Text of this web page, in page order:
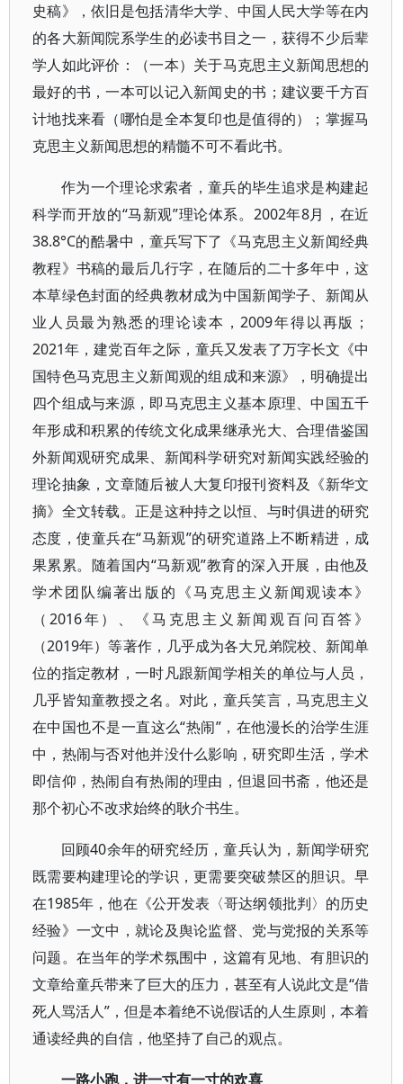
史稿》，依旧是包括清华大学、中国人民大学等在内
的各大新闻院系学生的必读书目之一，获得不少后辈
学人如此评价：（一本）关于马克思主义新闻思想的
最好的书，一本可以记入新闻史的书；建议要千方百
计地找来看（哪怕是全本复印也是值得的）；掌握马
克思主义新闻思想的精髓不可不看此书。
作为一个理论求索者，童兵的毕生追求是构建起
科学而开放的“马新观”理论体系。2002年8月，在近
38.8°C的酷暑中，童兵写下了《马克思主义新闻经典
教程》书稿的最后几行字，在随后的二十多年中，这
本草绿色封面的经典教材成为中国新闻学子、新闻从
业人员最为熟悉的理论读本，2009年得以再版；
2021年，建党百年之际，童兵又发表了万字长文《中
国特色马克思主义新闻观的组成和来源》，明确提出
四个组成与来源，即马克思主义基本原理、中国五千
年形成和积累的传统文化成果继承光大、合理借鉴国
外新闻观研究成果、新闻科学研究对新闻实践经验的
理论抽象，文章随后被人大复印报刊资料及《新华文
摘》全文转载。正是这种持之以恒、与时俱进的研究
态度，使童兵在“马新观”的研究道路上不断精进，成
果累累。随着国内“马新观”教育的深入开展，由他及
学术团队编著出版的《马克思主义新闻观读本》
（2016年）、《马克思主义新闻观百问百答》
（2019年）等著作，几乎成为各大兄弟院校、新闻单
位的指定教材，一时凡跟新闻学相关的单位与人员，
几乎皆知童教授之名。对此，童兵笑言，马克思主义
在中国也不是一直这么“热闹”，在他漫长的治学生涯
中，热闹与否对他并没什么影响，研究即生活，学术
即信仰，热闹自有热闹的理由，但退回书斋，他还是
那个初心不改求始终的耿介书生。
回顾40余年的研究经历，童兵认为，新闻学研究
既需要构建理论的学识，更需要突破禁区的胆识。早
在1985年，他在《公开发表〈哥达纲领批判〉的历史
经验》一文中，就论及舆论监督、党与党报的关系等
问题。在当年的学术氛围中，这篇有见地、有胆识的
文章给童兵带来了巨大的压力，甚至有人说此文是“借
死人骂活人”，但是本着绝不说假话的人生原则，本着
通读经典的自信，他坚持了自己的观点。
一路小跑，进一寸有一寸的欢喜